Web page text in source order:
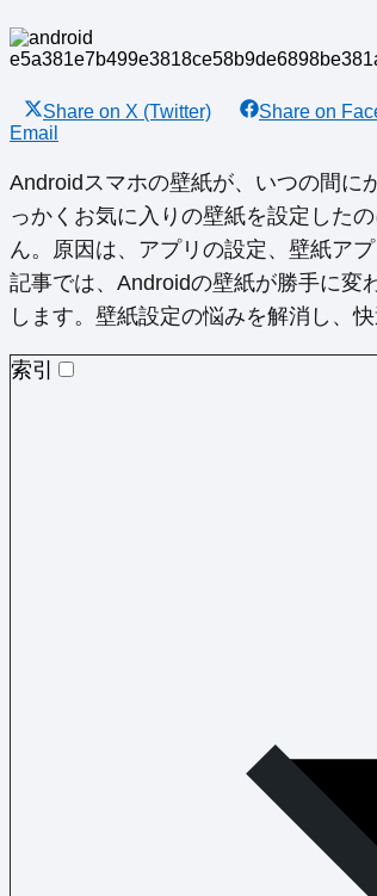
Share on X (Twitter) Share on
Email
Androidスマホの壁紙が、いつの間に
っかくお気に入りの壁紙を設定した
ん。原因は、アプリの設定、壁紙ア
記事では、Androidの壁紙が勝手に変
します。壁紙設定の悩みを解消し、
索引